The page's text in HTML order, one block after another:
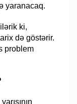
yaranacaq.
ki,
də göstərir.
problem